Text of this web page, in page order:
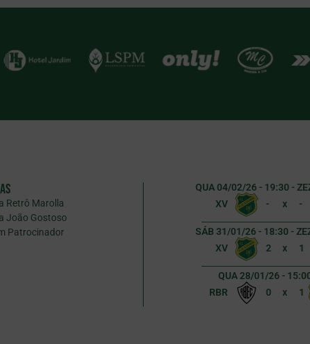
Retrô Marolla
João Gostoso
Patrocinador
QUA 04/02/26 - 19:30 -
XV
- x -
SÁB 31/01/26 - 18:30 -
XV
2 x 1
QUA 28/01/26 -
RBR
0 x 1